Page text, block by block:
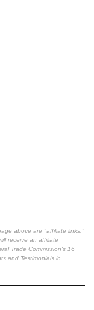
above are "affiliate links."
receive an affiliate
Trade Commission's 16
and Testimonials in